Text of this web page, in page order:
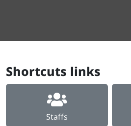
Shortcuts links
Center for
Staffs